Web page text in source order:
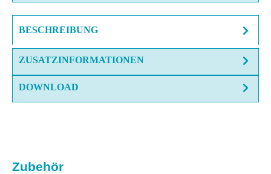
BESCHREIBUNG
ZUSATZINFORMATIONEN
DOWNLOAD
Produktgalerie überspringen
Zubehör